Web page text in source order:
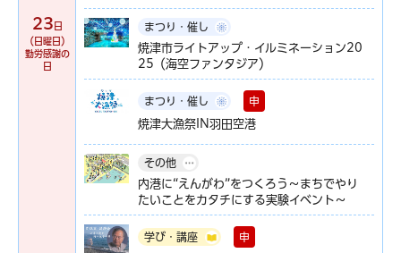
23 日
（日曜日）
勤労感謝の
日
まつり・催し
焼津市ライトアップ・イルミネーション20
25（海空ファンタジア）
まつり・催し 申
焼津大漁祭IN羽田空港
その他
内港に“えんがわ”をつくろう～まちでやり
たいことをカタチにする実験イベント～
学び・講座 申